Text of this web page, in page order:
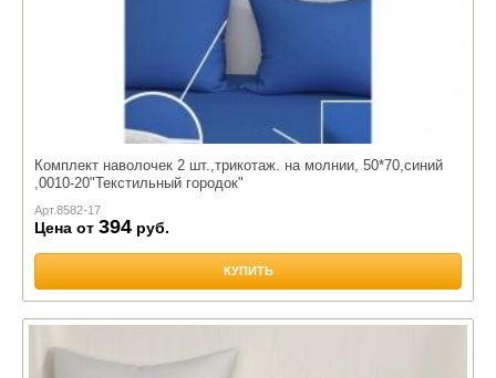
Комплект наволочек 2 шт.,трикотаж. на молнии, 50*70,синий
,0010-20"Текстильный городок"
Арт.8582-17
Цена от 394 руб.
КУПИТЬ